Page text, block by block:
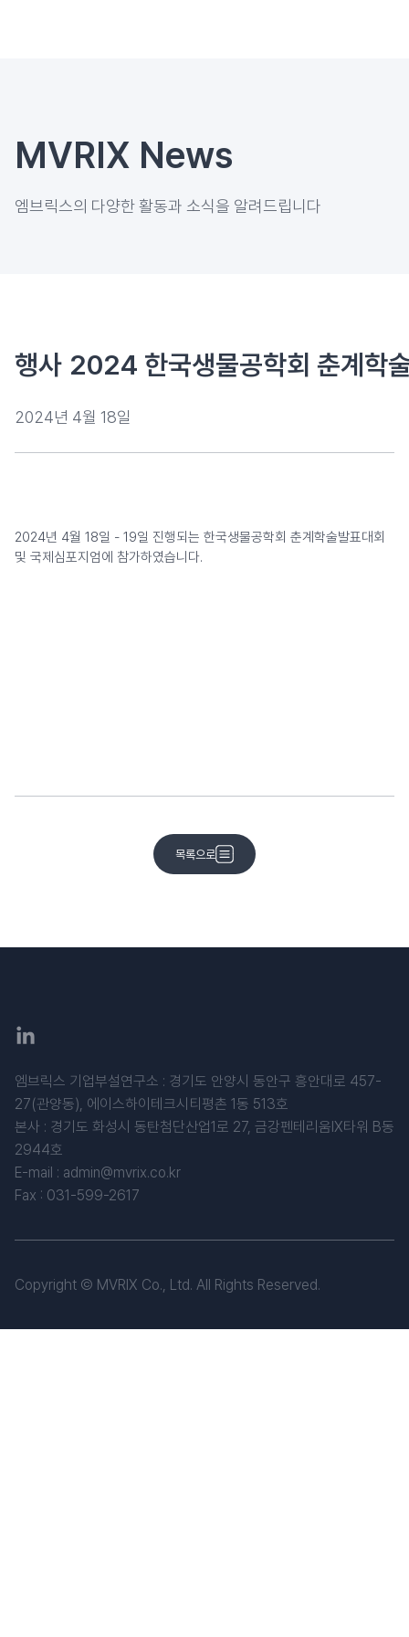
MVRIX News
​엠브릭스의 다양한 활동과 소식을 알려드립니다
행사 2024 한국생물공학회 춘계학
2024년 4월 18일
2024년 4월 18일 - 19일 진행되는 한국생물공학회 춘계학술발표대회
및 국제심포지엄에 참가하였습니다.
목록으로
Copyright © MVRIX Co., Ltd. All Rights Reserved.
엠브릭스 기업부설연구소 : 경기도 안양시 동안구 흥안대로 457-
27(관양동), 에이스하이테크시티평촌 1동 513호
​본사 : 경기도 화성시 동탄첨단산업1로 27, 금강펜테리움IX타워 B동
2944호
E-mail : admin@mvrix.co.kr
Fax : 031-599-2617